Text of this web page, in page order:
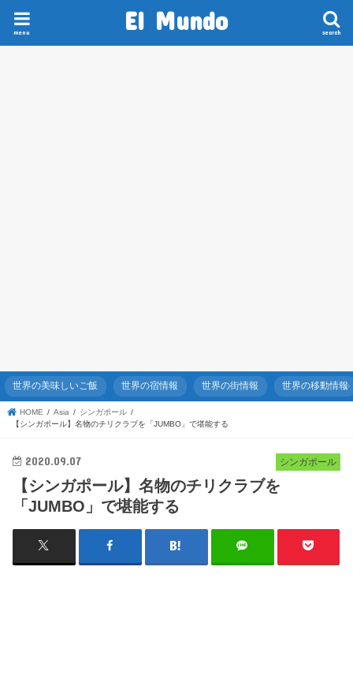
El Mundo search
menu
世界の美味しいご飯 世界の宿情報 世界の街情報 世界の移動情報
HOME Asia
シンガポール
【シンガポール】名物のチリクラブを「JUMBO」で堪能する
シンガポール
2020.09.07
【シンガポール】名物のチリクラブを
「JUMBO」で堪能する